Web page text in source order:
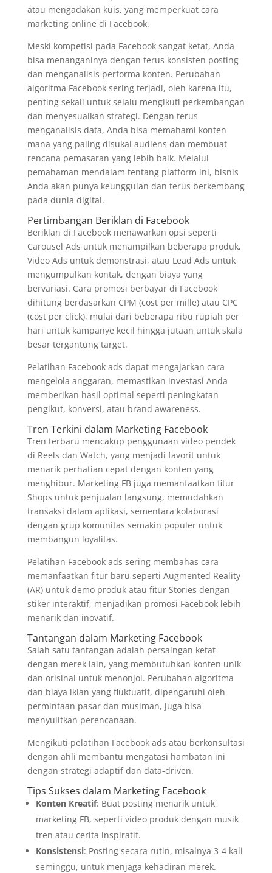
atau mengadakan kuis, yang memperkuat cara
marketing online di Facebook.
Meski kompetisi pada Facebook sangat ketat, Anda
bisa menanganinya dengan terus konsisten posting
dan menganalisis performa konten. Perubahan
algoritma Facebook sering terjadi, oleh karena itu,
penting sekali untuk selalu mengikuti perkembangan
dan menyesuaikan strategi. Dengan terus
menganalisis data, Anda bisa memahami konten
mana yang paling disukai audiens dan membuat
rencana pemasaran yang lebih baik. Melalui
pemahaman mendalam tentang platform ini, bisnis
Anda akan punya keunggulan dan terus berkembang
pada dunia digital.
Pertimbangan Beriklan di Facebook
Beriklan di Facebook menawarkan opsi seperti
Carousel Ads untuk menampilkan beberapa produk,
Video Ads untuk demonstrasi, atau Lead Ads untuk
mengumpulkan kontak, dengan biaya yang
bervariasi. Cara promosi berbayar di Facebook
dihitung berdasarkan CPM (cost per mille) atau CPC
(cost per click), mulai dari beberapa ribu rupiah per
hari untuk kampanye kecil hingga jutaan untuk skala
besar tergantung target.
Pelatihan Facebook ads dapat mengajarkan cara
mengelola anggaran, memastikan investasi Anda
memberikan hasil optimal seperti peningkatan
pengikut, konversi, atau brand awareness.
Tren Terkini dalam Marketing Facebook
Tren terbaru mencakup penggunaan video pendek
di Reels dan Watch, yang menjadi favorit untuk
menarik perhatian cepat dengan konten yang
menghibur. Marketing FB juga memanfaatkan fitur
Shops untuk penjualan langsung, memudahkan
transaksi dalam aplikasi, sementara kolaborasi
dengan grup komunitas semakin populer untuk
membangun loyalitas.
Pelatihan Facebook ads sering membahas cara
memanfaatkan fitur baru seperti Augmented Reality
(AR) untuk demo produk atau fitur Stories dengan
stiker interaktif, menjadikan promosi Facebook lebih
menarik dan inovatif.
Tantangan dalam Marketing Facebook
Salah satu tantangan adalah persaingan ketat
dengan merek lain, yang membutuhkan konten unik
dan orisinal untuk menonjol. Perubahan algoritma
dan biaya iklan yang fluktuatif, dipengaruhi oleh
permintaan pasar dan musiman, juga bisa
menyulitkan perencanaan.
Mengikuti pelatihan Facebook ads atau berkonsultasi
dengan ahli membantu mengatasi hambatan ini
dengan strategi adaptif dan data-driven.
Tips Sukses dalam Marketing Facebook
Konten Kreatif: Buat posting menarik untuk
marketing FB, seperti video produk dengan musik
tren atau cerita inspiratif.
Konsistensi: Posting secara rutin, misalnya 3-4 kali
seminggu, untuk menjaga kehadiran merek.